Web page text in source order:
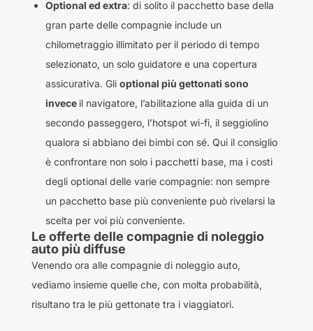
Optional ed extra: di solito il pacchetto base della
gran parte delle compagnie include un
chilometraggio illimitato per il periodo di tempo
selezionato, un solo guidatore e una copertura
assicurativa. Gli optional più gettonati sono
invece il navigatore, l’abilitazione alla guida di un
secondo passeggero, l’hotspot wi-fi, il seggiolino
qualora si abbiano dei bimbi con sé. Qui il consiglio
è confrontare non solo i pacchetti base, ma i costi
degli optional delle varie compagnie: non sempre
un pacchetto base più conveniente può rivelarsi la
scelta per voi più conveniente.
Le offerte delle compagnie di noleggio
auto più diffuse
Venendo ora alle compagnie di noleggio auto,
vediamo insieme quelle che, con molta probabilità,
risultano tra le più gettonate tra i viaggiatori.